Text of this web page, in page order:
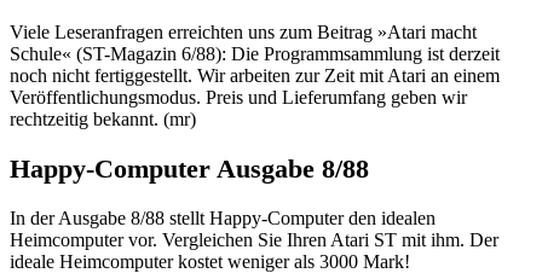
Viele Leseranfragen erreichten uns zum Beitrag »Atari macht
Schule« (ST-Magazin 6/88): Die Programmsammlung ist derzeit
noch nicht fertiggestellt. Wir arbeiten zur Zeit mit Atari an einem
Veröffentlichungsmodus. Preis und Lieferumfang geben wir
rechtzeitig bekannt. (mr)
Happy-Computer Ausgabe 8/88
In der Ausgabe 8/88 stellt Happy-Computer den idealen
Heimcomputer vor. Vergleichen Sie Ihren Atari ST mit ihm. Der
ideale Heimcomputer kostet weniger als 3000 Mark!